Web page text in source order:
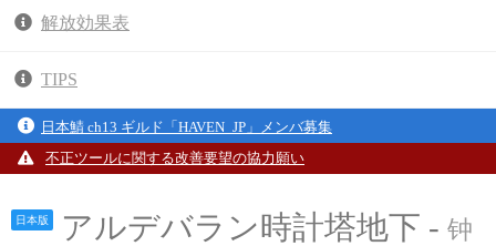
解放効果表
TIPS
日本鯖 ch13 ギルド「HAVEN_JP」メンバ募集
不正ツールに関する改善要望の協力願い
日本版 アルデバラン時計塔地下 - 钟